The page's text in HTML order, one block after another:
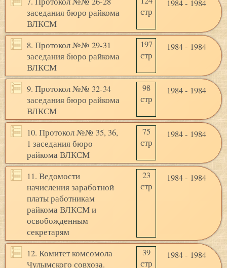
заседания бюро райкома
ВЛКСМ
стр
1984 - 1984
8. Протокол №№ 29-31
заседания бюро райкома
ВЛКСМ
197
стр
1984 - 1984
9. Протокол №№ 32-34
заседания бюро райкома
ВЛКСМ
98
стр
1984 - 1984
10. Протокол №№ 35, 36,
1 заседания бюро
райкома ВЛКСМ
75
стр
1984 - 1984
11. Ведомости
начисления заработной
платы работникам
райкома ВЛКСМ и
освобожденным
секретарям
23
стр
1984 - 1984
12. Комитет комсомола
Чулымского совхоза.
39
стр
1984 - 1984